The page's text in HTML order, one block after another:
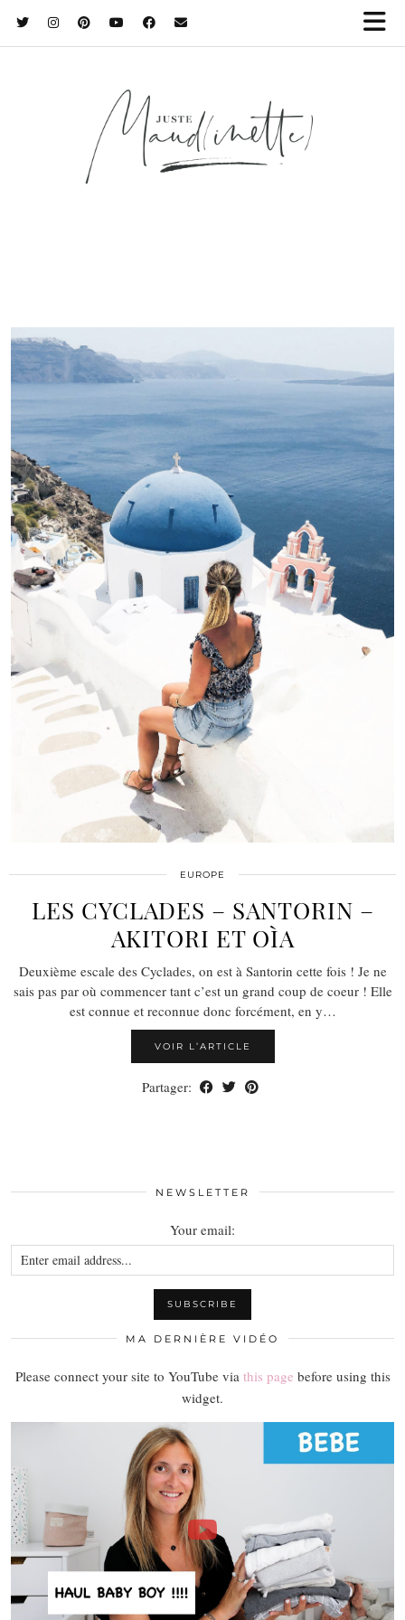
EUROPE
LES CYCLADES – SANTORIN –
AKITORI ET OÌA
Deuxième escale des Cyclades, on est à Santorin cette fois ! Je ne
sais pas par où commencer tant c’est un grand coup de coeur ! Elle
est connue et reconnue donc forcément, en y…
VOIR L’ARTICLE
Partager:
NEWSLETTER
Your email:
MA DERNIÈRE VIDÉO
Please connect your site to YouTube via this page before using this
widget.